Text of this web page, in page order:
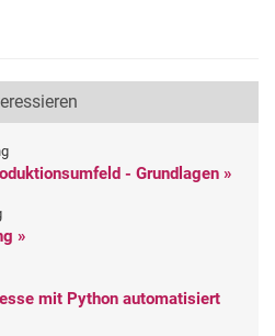
- Grundlagen »
»
mit Python automatisiert